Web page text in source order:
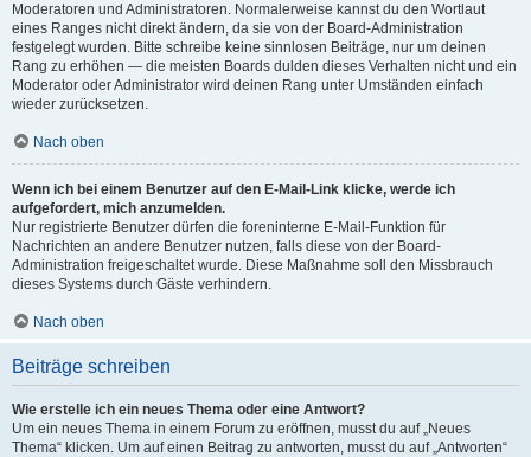
Moderatoren und Administratoren. Normalerweise kannst du den Wortlaut
eines Ranges nicht direkt ändern, da sie von der Board-Administration
festgelegt wurden. Bitte schreibe keine sinnlosen Beiträge, nur um deinen
Rang zu erhöhen — die meisten Boards dulden dieses Verhalten nicht und ein
Moderator oder Administrator wird deinen Rang unter Umständen einfach
wieder zurücksetzen.
Nach oben
Wenn ich bei einem Benutzer auf den E-Mail-Link klicke, werde ich
aufgefordert, mich anzumelden.
Nur registrierte Benutzer dürfen die foreninterne E-Mail-Funktion für
Nachrichten an andere Benutzer nutzen, falls diese von der Board-
Administration freigeschaltet wurde. Diese Maßnahme soll den Missbrauch
dieses Systems durch Gäste verhindern.
Nach oben
Beiträge schreiben
Wie erstelle ich ein neues Thema oder eine Antwort?
Um ein neues Thema in einem Forum zu eröffnen, musst du auf „Neues
Thema“ klicken. Um auf einen Beitrag zu antworten, musst du auf „Antworten“